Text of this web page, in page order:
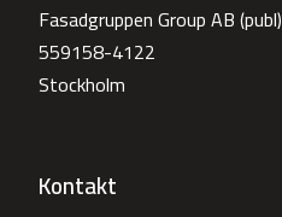
Fasadgruppen Group AB (publ)
559158-4122
Stockholm
Kontakt